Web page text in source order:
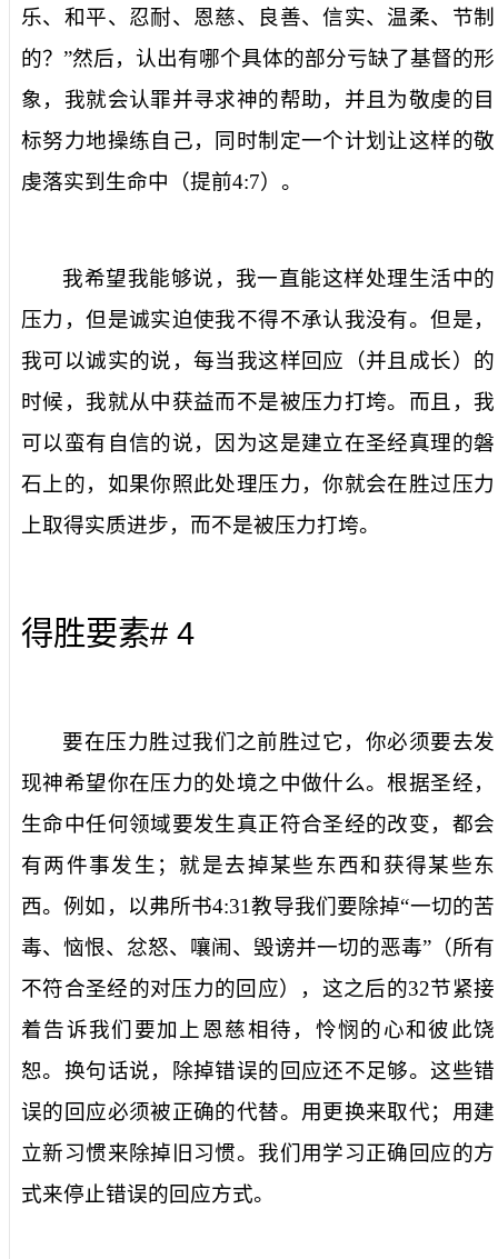
乐、和平、忍耐、恩慈、良善、信实、温柔、节制
的？”然后，认出有哪个具体的部分亏缺了基督的形
象，我就会认罪并寻求神的帮助，并且为敬虔的目
标努力地操练自己，同时制定一个计划让这样的敬
虔落实到生命中（提前4:7）。
我希望我能够说，我一直能这样处理生活中的
压力，但是诚实迫使我不得不承认我没有。但是，
我可以诚实的说，每当我这样回应（并且成长）的
时候，我就从中获益而不是被压力打垮。而且，我
可以蛮有自信的说，因为这是建立在圣经真理的磐
石上的，如果你照此处理压力，你就会在胜过压力
上取得实质进步，而不是被压力打垮。
得胜要素# 4
要在压力胜过我们之前胜过它，你必须要去发
现神希望你在压力的处境之中做什么。根据圣经，
生命中任何领域要发生真正符合圣经的改变，都会
有两件事发生；就是去掉某些东西和获得某些东
西。例如，以弗所书4:31教导我们要除掉“一切的苦
毒、恼恨、忿怒、嚷闹、毁谤并一切的恶毒”（所有
不符合圣经的对压力的回应），这之后的32节紧接
着告诉我们要加上恩慈相待，怜悯的心和彼此饶
恕。换句话说，除掉错误的回应还不足够。这些错
误的回应必须被正确的代替。用更换来取代；用建
立新习惯来除掉旧习惯。我们用学习正确回应的方
式来停止错误的回应方式。